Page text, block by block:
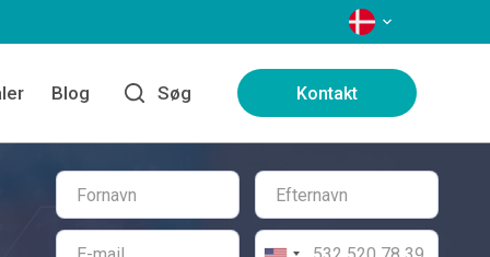
SPROG
Blog Søg Kontakt